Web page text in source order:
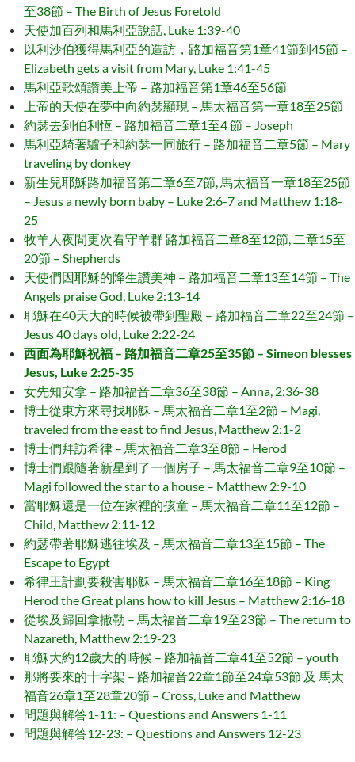
至38節 – The Birth of Jesus Foretold
天使加百列和馬利亞說話, Luke 1:39-40
以利沙伯獲得馬利亞的造訪，路加福音第1章41節到45節 –
Elizabeth gets a visit from Mary, Luke 1:41-45
馬利亞歌頌讚美上帝 – 路加福音第1章46至56節
上帝的天使在夢中向約瑟顯現 – 馬太福音第一章18至25節
約瑟去到伯利恆 – 路加福音二章1至4 節 – Joseph
馬利亞騎著驢子和約瑟一同旅行 – 路加福音二章5節 – Mary
traveling by donkey
新生兒耶穌路加福音第二章6至7節, 馬太福音一章18至25節
– Jesus a newly born baby – Luke 2:6-7 and Matthew 1:18-
25
牧羊人夜間更次看守羊群 路加福音二章8至12節, 二章15至
20節 – Shepherds
天使們因耶穌的降生讚美神 – 路加福音二章13至14節 – The
Angels praise God, Luke 2:13-14
耶穌在40天大的時候被帶到聖殿 – 路加福音二章22至24節 –
Jesus 40 days old, Luke 2:22-24
西面為耶穌祝福 – 路加福音二章25至35節 – Simeon blesses
Jesus, Luke 2:25-35
女先知安拿 – 路加福音二章36至38節 – Anna, 2:36-38
博士從東方來尋找耶穌 – 馬太福音二章1至2節 – Magi,
traveled from the east to find Jesus, Matthew 2:1-2
博士們拜訪希律 – 馬太福音二章3至8節 – Herod
博士們跟隨著新星到了一個房子 – 馬太福音二章9至10節 –
Magi followed the star to a house – Matthew 2:9-10
當耶穌還是一位在家裡的孩童 – 馬太福音二章11至12節 –
Child, Matthew 2:11-12
約瑟帶著耶穌逃往埃及 – 馬太福音二章13至15節 – The
Escape to Egypt
希律王計劃要殺害耶穌 – 馬太福音二章16至18節 – King
Herod the Great plans how to kill Jesus – Matthew 2:16-18
從埃及歸回拿撒勒 – 馬太福音二章19至23節 – The return to
Nazareth, Matthew 2:19-23
耶穌大約12歲大的時候 – 路加福音二章41至52節 – youth
那將要來的十字架 – 路加福音22章1節至24章53節 及 馬太
福音26章1至28章20節 – Cross, Luke and Matthew
問題與解答1-11: – Questions and Answers 1-11
問題與解答12-23: – Questions and Answers 12-23